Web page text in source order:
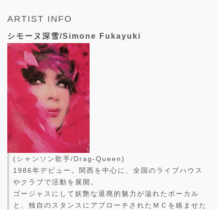
ARTIST INFO
シモーヌ深雪/Simone Fukayuki
(シャンソン歌手/Drag-Queen)
1986年デビュー。関西を中心に、全国のライブハウス
やクラブで活動を展開。
ゴージャスにして妖艶な退廃的魅力が溢れたボーカル
と、独自のスタンスにアプローチされたＭＣを絡ませた